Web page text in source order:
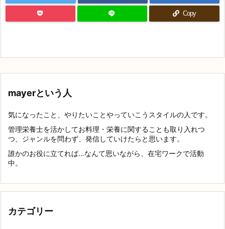
Copy
mayerという人
気になったこと、やりたいことやっていこうスタイルの人です。
管理栄養士を活かしてお料理・栄養に関することも取り入れつ
つ、ジャンルを問わず、発信していけたらと思います。
誰かのお役に立てれば…なんて思いながら、在宅ワークで活動
中。
カテゴリー